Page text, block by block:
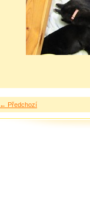
← Předchozí